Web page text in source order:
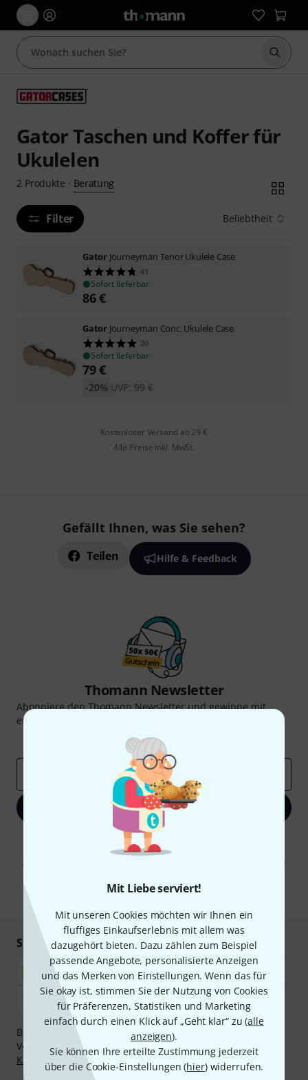
Mit Liebe serviert!
Mit unseren Cookies möchten wir Ihnen ein
fluffiges Einkaufserlebnis mit allem was
dazugehört bieten. Dazu zählen zum Beispiel
passende Angebote, personalisierte Anzeigen
und das Merken von Einstellungen. Wenn das für
Sie okay ist, stimmen Sie der Nutzung von Cookies
für Präferenzen, Statistiken und Marketing
einfach durch einen Klick auf „Geht klar“ zu (alle
anzeigen).
Sie können Ihre erteilte Zustimmung jederzeit
über die Cookie-Einstellungen (hier) widerrufen.
Suche
Gator Taschen und Koffer für
Ukulelen
2 Produkte · Beratung
Filter Beliebtheit
Gator Journeyman Tenor Ukulele Case
41
Sofort lieferbar
86€
Gator Journeyman Conc. Ukulele Case
20
Sofort lieferbar
79€
UVP: 99 €
-20%
Kostenloser Versand ab 29 €
Alle Preise inkl. MwSt.
Gefällt Ihnen, was Sie sehen?
Teilen Hilfe & Feedback
Thomann Newsletter
Abonniere den Thomann Newsletter und gewinne mit
etwas Glück einen von
Inspirierende Beiträge
Deals
Jetzt anmelden
Mit Klick auf „Jetzt anmelden“ stimmen Sie dem Erhalt von E-Mail-
Werbung und einer Messung des E-Mail-Nutzungsverhaltens zu. Die
Abmeldung ist jederzeit möglich. Weitere Informationen finden Sie in
* Pflichtfeld
Sicher einkaufen & bezahlen
Bezahlen Sie vertraulich und sicher per Nachnahme,
Vorkasse, PayPal, Amazon Pay,Klarna Sofort bezahlen
Klarna Ratenzahlung oder Kreditkarte.